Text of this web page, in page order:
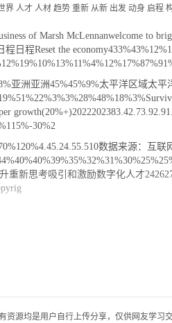
界 人才 人材 趋势 重新 从新 出发 动身 启程
of Marsh McLennanwelcome to
程日程Reset the
亚洲亚洲45%45%9%太平洋区域太平
30%2
数据来源：互联
重新思考吸引和激励数字化人才
business of Marsh McLennanwelcome
2023 Mercer(China)Limited.All rights
资源均是用户自行上传分享，仅供网友学习